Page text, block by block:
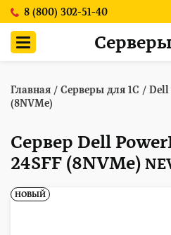
8 (800) 302-51-40
Главная / Серверы для 1С / Dell
(8NVMe)
Сервер Dell
24SFF (8NVMe)
НОВЫЙ